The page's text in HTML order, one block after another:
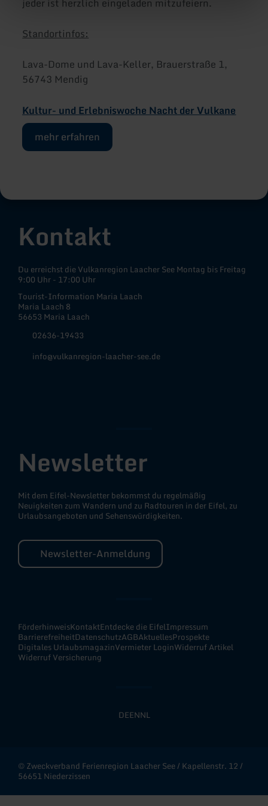
Standortinfos:
Lava-Dome und Lava-Keller, Brauerstraße 1,
56743 Mendig
Kultur- und Erlebniswoche Nacht der Vulkane
mehr erfahren
Kontakt
Du erreichst die Vulkanregion Laacher See Montag bis Freitag
9:00 Uhr - 17:00 Uhr
Tourist-Information Maria Laach
Maria Laach 8
56653 Maria Laach
02636-19433
info@vulkanregion-laacher-see.de
Newsletter
Mit dem Eifel-Newsletter bekommst du regelmäßig
Neuigkeiten zum Wandern und zu Radtouren in der Eifel, zu
Urlaubsangeboten und Sehenswürdigkeiten.
Newsletter-Anmeldung
FörderhinweisKontaktEntdecke die EifelImpressum
BarrierefreiheitDatenschutzAGBAktuellesProspekte
Digitales UrlaubsmagazinVermieter LoginWiderruf Artikel
Widerruf Versicherung
DEENNL
© Zweckverband Ferienregion Laacher See / Kapellenstr. 12 /
56651 Niederzissen